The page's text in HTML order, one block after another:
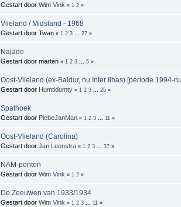
Gestart door Wim Vink « 1 2 »
Vlieland / Midsland - 1968
Gestart door Twan « 1 2 3 27 »
Najade
Gestart door marten « 1 2 3 5 »
Oost-Vlieland (ex-Baldur, nu Inter Ilhas) [periode 1994-
Gestart door Humtidumty « 1 2 3 25 »
Spathoek
Gestart door PiebeJanMan « 1 2 3 11 »
Oost-Vlieland (Carolina)
Gestart door Jan Leenstra « 1 2 3 37 »
NAM-ponten
Gestart door Wim Vink « 1 2 »
De Zeeuwen van 1933/1934
Gestart door Wim Vink « 1 2 3 11 »